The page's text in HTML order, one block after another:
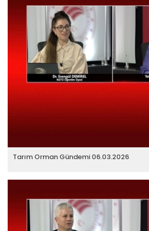
Tarım Orman Gündemi 06.03.2026